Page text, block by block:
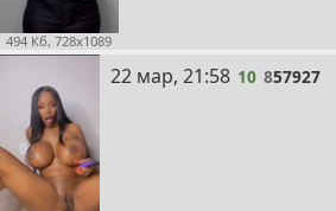
494 Кб, 728x1089
10
22 мар, 21:58 10 857927